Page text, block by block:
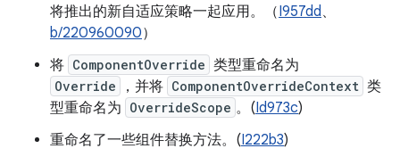
将推出的新自适应策略一起应用。（I957dd、
b/220960090）
将 ComponentOverride 类型重命名为
Override ，并将 ComponentOverrideContext 类
型重命名为 OverrideScope 。(Id973c)
重命名了一些组件替换方法。(I222b3)